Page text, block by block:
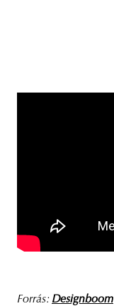
Forrás: Designboom